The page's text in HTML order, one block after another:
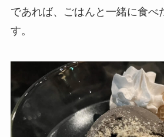
であれば、ごはんと一緒に食べ
す。